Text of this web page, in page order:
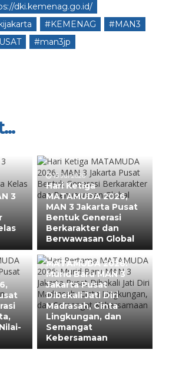
dki.kemenag.go.id/
#KEMENAG
#MAN3
#man3jp
3
15 Jul 2026
Hari Ketiga
MATAMUDA 2026,
MAN 3 Jakarta Pusat
Bentuk Generasi
Berkarakter dan
Berwawasan Global
13 Jul 2026
Hari Pertama
MATAMUDA 2026:
Murid Baru MAN 3
Jakarta Pusat
Dibekali Jati Diri
Madrasah, Cinta
Lingkungan, dan
Semangat
Kebersamaan